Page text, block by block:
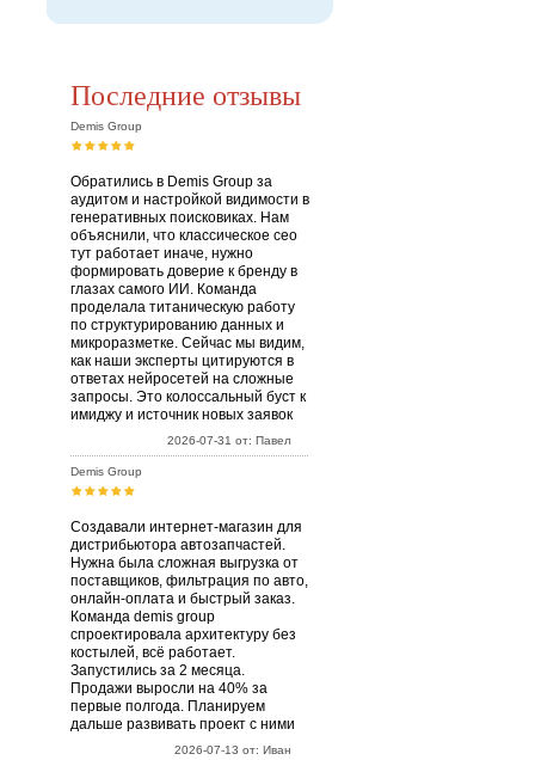
Последние отзывы
Demis Group
Обратились в Demis Group за
аудитом и настройкой видимости в
генеративных поисковиках. Нам
объяснили, что классическое сео
тут работает иначе, нужно
формировать доверие к бренду в
глазах самого ИИ. Команда
проделала титаническую работу
по структурированию данных и
микроразметке. Сейчас мы видим,
как наши эксперты цитируются в
ответах нейросетей на сложные
запросы. Это колоссальный буст к
имиджу и источник новых заявок
2026-07-31 от: Павел
Demis Group
Создавали интернет-магазин для
дистрибьютора автозапчастей.
Нужна была сложная выгрузка от
поставщиков, фильтрация по авто,
онлайн-оплата и быстрый заказ.
Команда demis group
спроектировала архитектуру без
костылей, всё работает.
Запустились за 2 месяца.
Продажи выросли на 40% за
первые полгода. Планируем
дальше развивать проект с ними
2026-07-13 от: Иван